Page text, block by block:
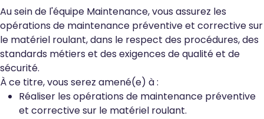
Au sein de l'équipe Maintenance, vous assurez les
opérations de maintenance préventive et corrective sur
le matériel roulant, dans le respect des procédures, des
standards métiers et des exigences de qualité et de
sécurité.
À ce titre, vous serez amené(e) à :
Réaliser les opérations de maintenance préventive
et corrective sur le matériel roulant.